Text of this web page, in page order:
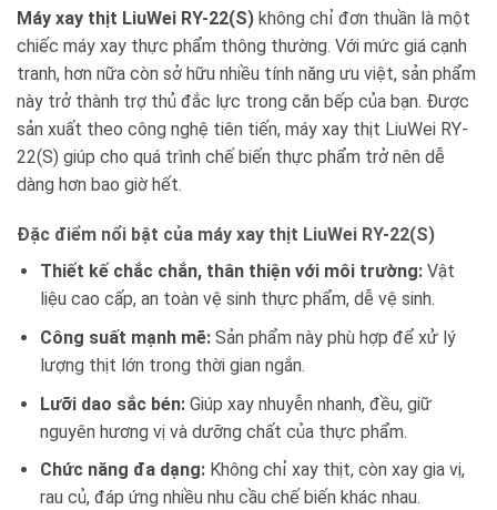
Máy xay thịt LiuWei RY-22(S) không chỉ đơn thuần là một
chiếc máy xay thực phẩm thông thường. Với mức giá cạnh
tranh, hơn nữa còn sở hữu nhiều tính năng ưu việt, sản phẩm
này trở thành trợ thủ đắc lực trong căn bếp của bạn. Được
sản xuất theo công nghệ tiên tiến, máy xay thịt LiuWei RY-
22(S) giúp cho quá trình chế biến thực phẩm trở nên dễ
dàng hơn bao giờ hết.
Đặc điểm nổi bật của máy xay thịt LiuWei RY-22(S)
Thiết kế chắc chắn, thân thiện với môi trường:Vật
liệu cao cấp, an toàn vệ sinh thực phẩm, dễ vệ sinh.
Công suất mạnh mẽ:Sản phẩm này phù hợp để xử lý
lượng thịt lớn trong thời gian ngắn.
Lưỡi dao sắc bén:Giúp xay nhuyễn nhanh, đều, giữ
nguyên hương vị và dưỡng chất của thực phẩm.
Chức năng đa dạng:Không chỉ xay thịt, còn xay gia vị,
rau củ, đáp ứng nhiều nhu cầu chế biến khác nhau.